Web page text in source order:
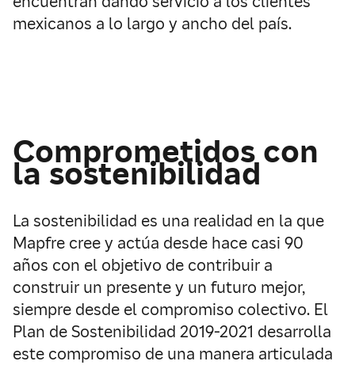
mexicanos a lo largo y ancho del país.
Comprometidos con
la sostenibilidad
La sostenibilidad es una realidad en la que
Mapfre cree y actúa desde hace casi 90
años con el objetivo de contribuir a
construir un presente y un futuro mejor,
siempre desde el compromiso colectivo. El
Plan de Sostenibilidad 2019-2021 desarrolla
este compromiso de una manera articulada